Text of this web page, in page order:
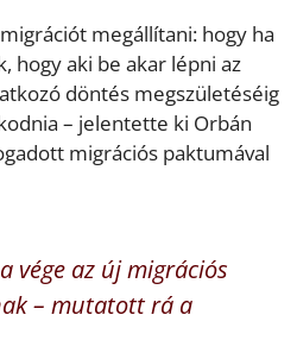
megállítani: hogy ha
hogy aki be akar lépni az
döntés megszületéséig
– jelentette ki Orbán
migrációs paktumával
vége az új migrációs
– mutatott rá a